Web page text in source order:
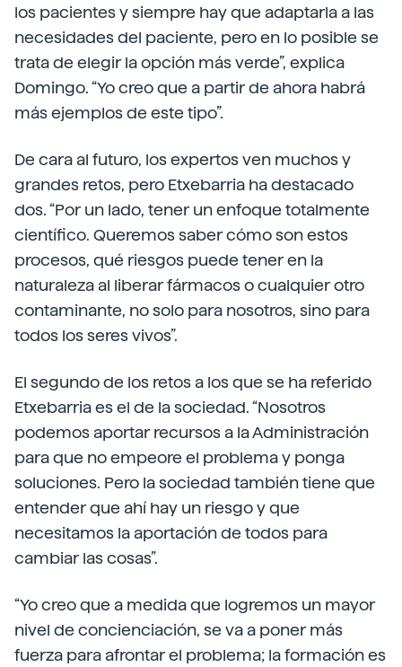
los pacientes y siempre hay que adaptarla a las
necesidades del paciente, pero en lo posible se
trata de elegir la opción más verde”, explica
Domingo. “Yo creo que a partir de ahora habrá
más ejemplos de este tipo”.
De cara al futuro, los expertos ven muchos y
grandes retos, pero Etxebarria ha destacado
dos. “Por un lado, tener un enfoque totalmente
científico. Queremos saber cómo son estos
procesos, qué riesgos puede tener en la
naturaleza al liberar fármacos o cualquier otro
contaminante, no solo para nosotros, sino para
todos los seres vivos”.
El segundo de los retos a los que se ha referido
Etxebarria es el de la sociedad. “Nosotros
podemos aportar recursos a la Administración
para que no empeore el problema y ponga
soluciones. Pero la sociedad también tiene que
entender que ahí hay un riesgo y que
necesitamos la aportación de todos para
cambiar las cosas”.
“Yo creo que a medida que logremos un mayor
nivel de concienciación, se va a poner más
fuerza para afrontar el problema; la formación es